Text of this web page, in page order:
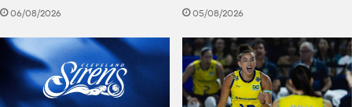
06/08/2026 05/08/2026